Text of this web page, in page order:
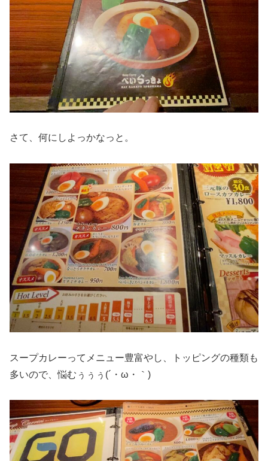
さて、何にしよっかなっと。
スープカレーってメニュー豊富やし、トッピングの種類も
多いので、悩むぅぅぅ(´・ω・｀)